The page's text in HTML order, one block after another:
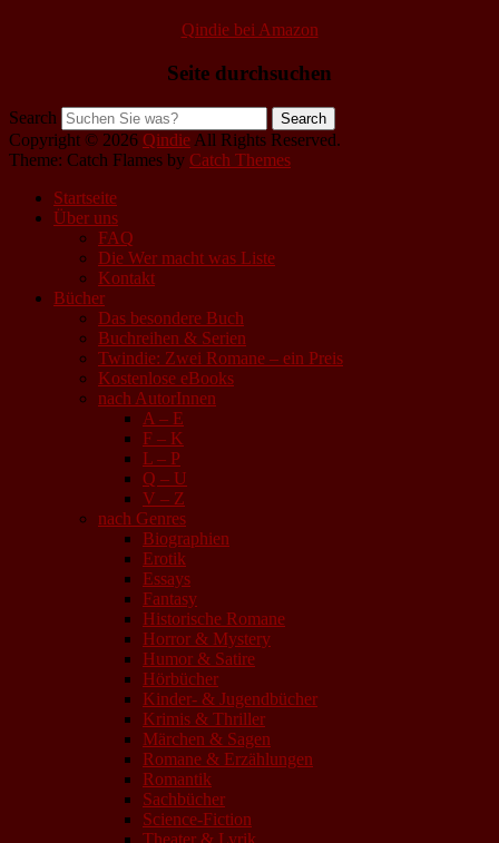
Qindie bei Amazon
Seite durchsuchen
Search
Copyright © 2026 Qindie All Rights Reserved.
Theme: Catch Flames by Catch Themes
Startseite
Über uns
FAQ
Die Wer macht was Liste
Kontakt
Bücher
Das besondere Buch
Buchreihen & Serien
Twindie: Zwei Romane – ein Preis
Kostenlose eBooks
nach AutorInnen
A – E
F – K
L – P
Q – U
V – Z
nach Genres
Biographien
Erotik
Essays
Fantasy
Historische Romane
Horror & Mystery
Humor & Satire
Hörbücher
Kinder- & Jugendbücher
Krimis & Thriller
Märchen & Sagen
Romane & Erzählungen
Romantik
Sachbücher
Science-Fiction
Theater & Lyrik